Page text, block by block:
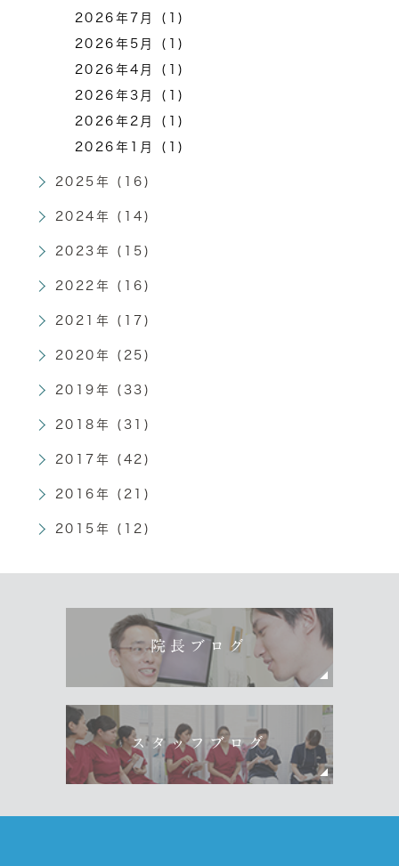
2026年7月 (1)
2026年5月 (1)
2026年4月 (1)
2026年3月 (1)
2026年2月 (1)
2026年1月 (1)
2025年 (16)
2024年 (14)
2023年 (15)
2022年 (16)
2021年 (17)
2020年 (25)
2019年 (33)
2018年 (31)
2017年 (42)
2016年 (21)
2015年 (12)
院長ブログ
スタッフブログ